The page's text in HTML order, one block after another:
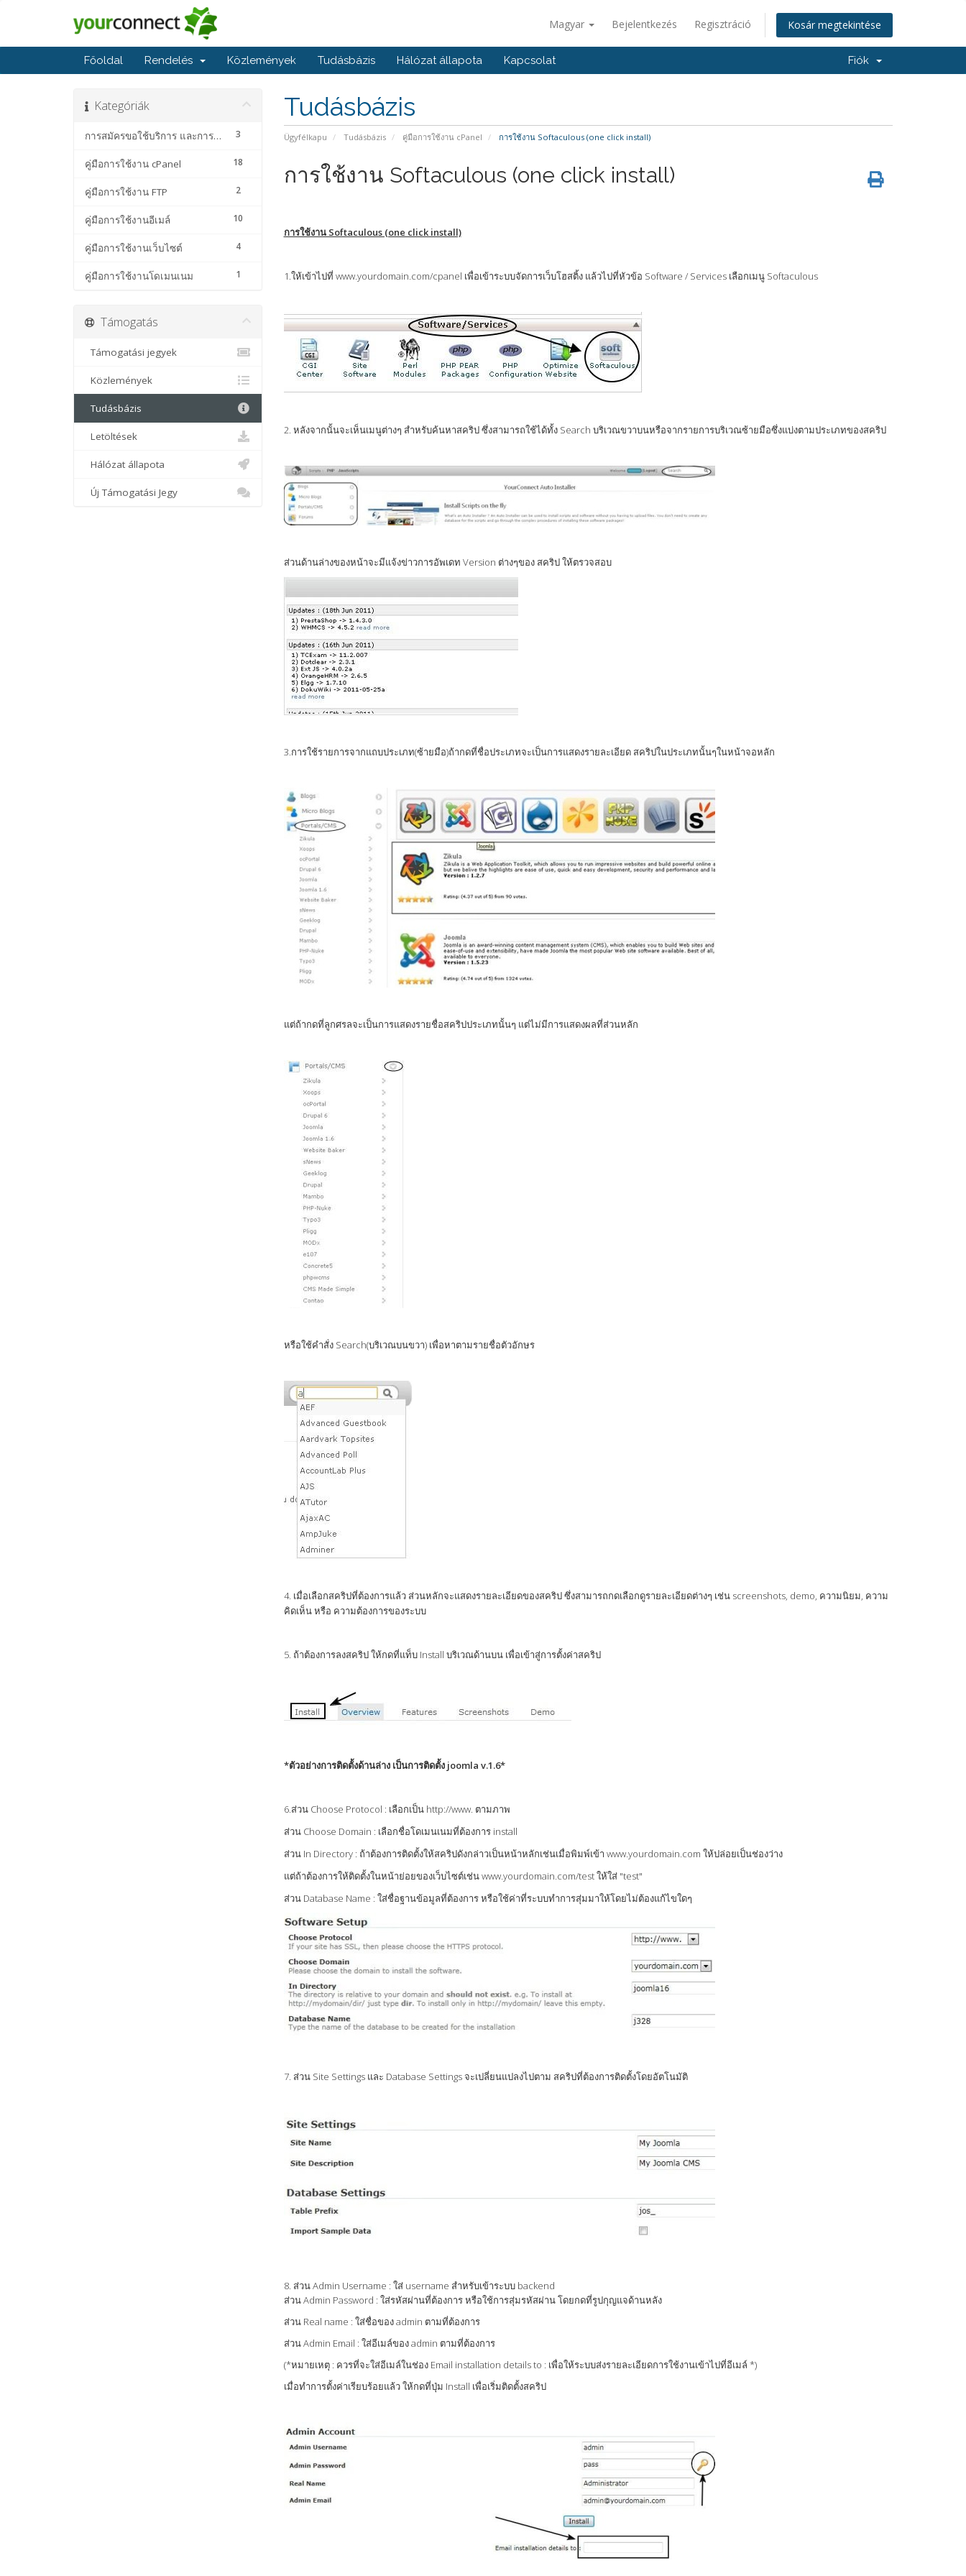
Magyar Bejelentkezés Regisztráció Kosár megtekintése
Főoldal Rendelés Közlemények Tudásbázis Hálózat állapota Kapcsolat Fiók
Tudásbázis
Ügyfélkapu Tudásbázis คู่มือการใช้งาน cPanel การใช้งาน Softaculous (one click install)
Kategóriák
3
การสมัครขอใช้บริการ และการชำระค่าบริการ
18
คู่มือการใช้งาน cPanel
2
คู่มือการใช้งาน FTP
10
คู่มือการใช้งานอีเมล์
4
คู่มือการใช้งานเว็บไซต์
1
คู่มือการใช้งานโดเมนเนม
การใช้งาน Softaculous (one click install)
การใช้งาน Softaculous (one click install)
1.ให้เข้าไปที่ www.yourdomain.com/cpanel เพื่อเข้าระบบจัดการเว็บโฮสติ้ง แล้วไปที่หัวข้อ Software / Services เลือกเมนู Softaculous
2. หลังจากนั้นจะเห็นเมนูต่างๆ สำหรับค้นหาสคริป ซึ่งสามารถใช้ได้ทั้ง Search บริเวณขวาบนหรือจากรายการบริเวณซ้ายมือซึ่งแบ่งตามประเภทของสคริป
ส่วนด้านล่างของหน้าจะมีแจ้งข่าวการอัพเดท Version ต่างๆของ สคริป ให้ตรวจสอบ
3.การใช้รายการจากแถบประเภท(ซ้ายมือ)ถ้ากดที่ชื่อประเภทจะเป็นการแสดงรายละเอียด สคริปในประเภทนั้นๆในหน้าจอหลัก
แต่ถ้ากดที่ลูกศรลจะเป็นการแสดงรายชื่อสคริปประเภทนั้นๆ แต่ไม่มีการแสดงผลที่ส่วนหลัก
หรือใช้คำสั่ง Search(บริเวณบนขวา) เพื่อหาตามรายชื่อตัวอักษร
4. เมื่อเลือกสคริปที่ต้องการแล้ว ส่วนหลักจะแสดงรายละเอียดของสคริป ซึ่งสามารถกดเลือกดูรายละเอียดต่างๆ เช่น screenshots, demo, ความนิยม, ความ
คิดเห็น หรือ ความต้องการของระบบ
5. ถ้าต้องการลงสคริป ให้กดที่แท็บ Install บริเวณด้านบน เพื่อเข้าสู่การตั้งค่าสคริป
*ตัวอย่างการติดตั้งด้านล่าง เป็นการติดตั้ง joomla v.1.6*
6.ส่วน Choose Protocol : เลือกเป็น http://www. ตามภาพ
ส่วน Choose Domain : เลือกชื่อโดเมนเนมที่ต้องการ install
ส่วน In Directory : ถ้าต้องการติดตั้งให้สคริปดังกล่าวเป็นหน้าหลักเช่นเมื่อพิมพ์เข้า www.yourdomain.com ให้ปล่อยเป็นช่องว่าง
แต่ถ้าต้องการให้ติดตั้งในหน้าย่อยของเว็บไซต์เช่น www.yourdomain.com/test ให้ใส่ "test"
ส่วน Database Name : ใส่ชื่อฐานข้อมูลที่ต้องการ หรือใช้ค่าที่ระบบทำการสุ่มมาให้โดยไม่ต้องแก้ไขใดๆ
7. ส่วน Site Settings และ Database Settings จะเปลี่ยนแปลงไปตาม สคริปที่ต้องการติดตั้งโดยอัตโนมัติ
8. ส่วน Admin Username : ใส่ username สำหรับเข้าระบบ backend
ส่วน Admin Password : ใส่รหัสผ่านที่ต้องการ หรือใช้การสุ่มรหัสผ่าน โดยกดที่รูปกุญแจด้านหลัง
ส่วน Real name : ใส่ชื่อของ admin ตามที่ต้องการ
ส่วน Admin Email : ใส่อีเมล์ของ admin ตามที่ต้องการ
(*หมายเหตุ : ควรที่จะใส่อีเมล์ในช่อง Email installation details to : เพื่อให้ระบบส่งรายละเอียดการใช้งานเข้าไปที่อีเมล์ *)
เมื่อทำการตั้งค่าเรียบร้อยแล้ว ให้กดที่ปุ่ม Install เพื่อเริ่มติดตั้งสคริป
Támogatás
Támogatási jegyek
Közlemények
Tudásbázis
Letöltések
Hálózat állapota
Új Támogatási Jegy